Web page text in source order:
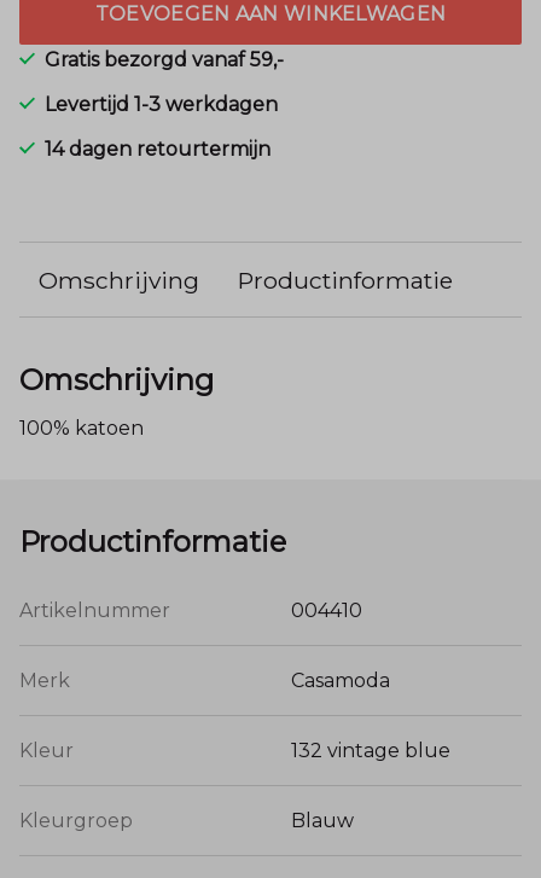
TOEVOEGEN AAN WINKELWAGEN
Gratis bezorgd vanaf 59,-
Levertijd 1-3 werkdagen
14 dagen retourtermijn
Omschrijving Productinformatie
Omschrijving
100% katoen
Productinformatie
Artikelnummer 004410
Merk Casamoda
Kleur 132 vintage blue
Kleurgroep Blauw